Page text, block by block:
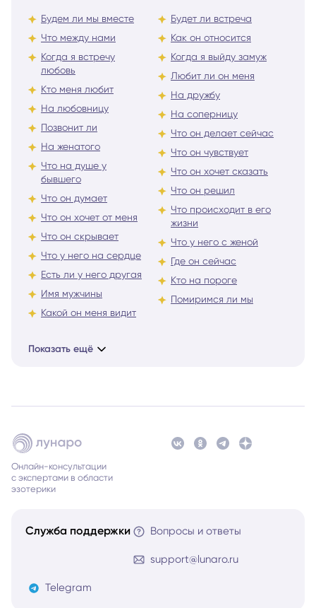
Будем ли мы вместе
Что между нами
Когда я встречу
любовь
Кто меня любит
На любовницу
Позвонит ли
На женатого
Что на душе у
бывшего
Что он думает
Что он хочет от меня
Что он скрывает
Что у него на сердце
Есть ли у него другая
Имя мужчины
Какой он меня видит
Будет ли встреча
Как он относится
Когда я выйду замуж
Любит ли он меня
На дружбу
На соперницу
Что он делает сейчас
Что он чувствует
Что он хочет сказать
Что он решил
Что происходит в его
жизни
Что у него с женой
Где он сейчас
Кто на пороге
Помиримся ли мы
Показать ещё
Онлайн-консультации
с экспертами в области
эзотерики
Служба поддержки Вопросы и ответы
support@lunaro.ru
Telegram